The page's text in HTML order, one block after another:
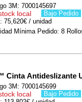
3M: 7000145697
local
Bajo Pedido
75,620€ / unidad
Mínima Pedido: 8
Cinta Antideslizante
3M: 7000145699
local
Bajo Pedido